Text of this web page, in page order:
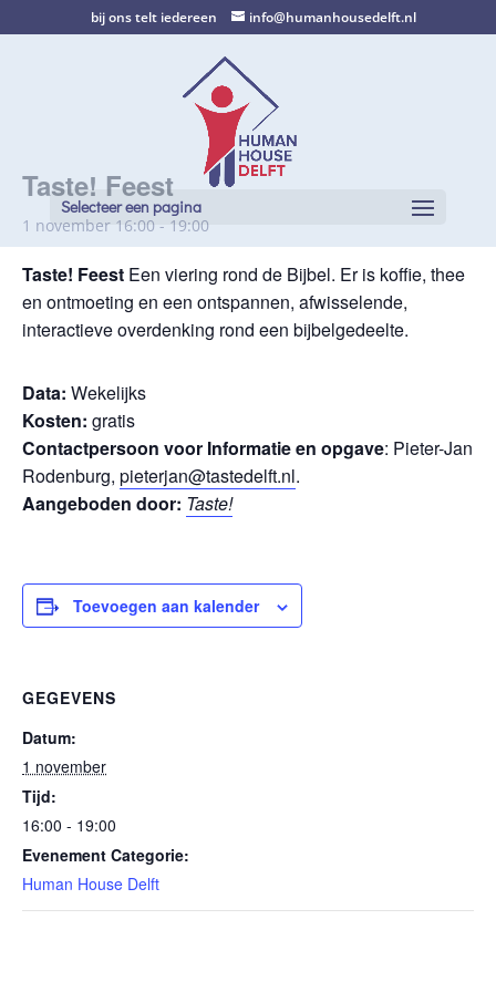
bij ons telt iedereen info@humanhousedelft.nl
Selecteer een pagina
Taste! Feest
1 november 16:00 - 19:00
Taste! Feest Een viering rond de Bijbel. Er is koffie, thee
en ontmoeting en een ontspannen, afwisselende,
interactieve overdenking rond een bijbelgedeelte.
Data: Wekelijks
Kosten: gratis
Contactpersoon voor Informatie en opgave: Pieter-Jan
Rodenburg, pieterjan@tastedelft.nl.
Aangeboden door: Taste!
Toevoegen aan kalender
GEGEVENS
Datum:
1 november
Tijd:
16:00 - 19:00
Evenement Categorie:
Human House Delft